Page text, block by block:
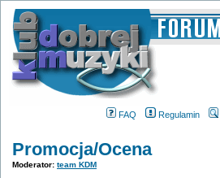
FAQ Regulamin
Promocja/Ocena
Moderator: team KDM